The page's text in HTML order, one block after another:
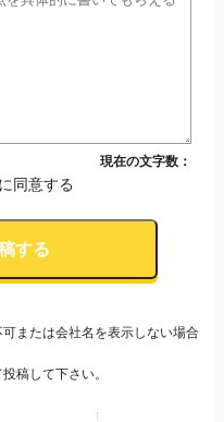
現在の文字数：
同意する
する
または会社名を表示しない場合
稿して下さい。